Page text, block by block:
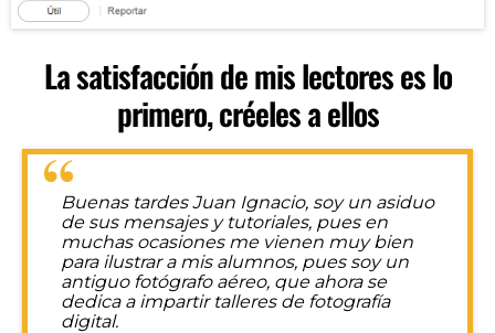
La satisfacción de mis lectores es lo
primero, créeles a ellos
Buenas tardes Juan Ignacio, soy un asiduo
de sus mensajes y tutoriales, pues en
muchas ocasiones me vienen muy bien
para ilustrar a mis alumnos, pues soy un
antiguo fotógrafo aéreo, que ahora se
dedica a impartir talleres de fotografía
digital.